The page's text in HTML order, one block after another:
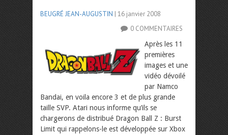
BEUGRÉ JEAN-AUGUSTIN | 16 janvier 2008
0 COMMENTAIRES
Après les 11
premières
images et une
vidéo dévoilé
par Namco
Bandai, en voila encore 3 et de plus grande
taille SVP. Atari nous informe qu’ils se
chargerons de distribué Dragon Ball Z : Burst
Limit qui rappelons-le est développée sur Xbox